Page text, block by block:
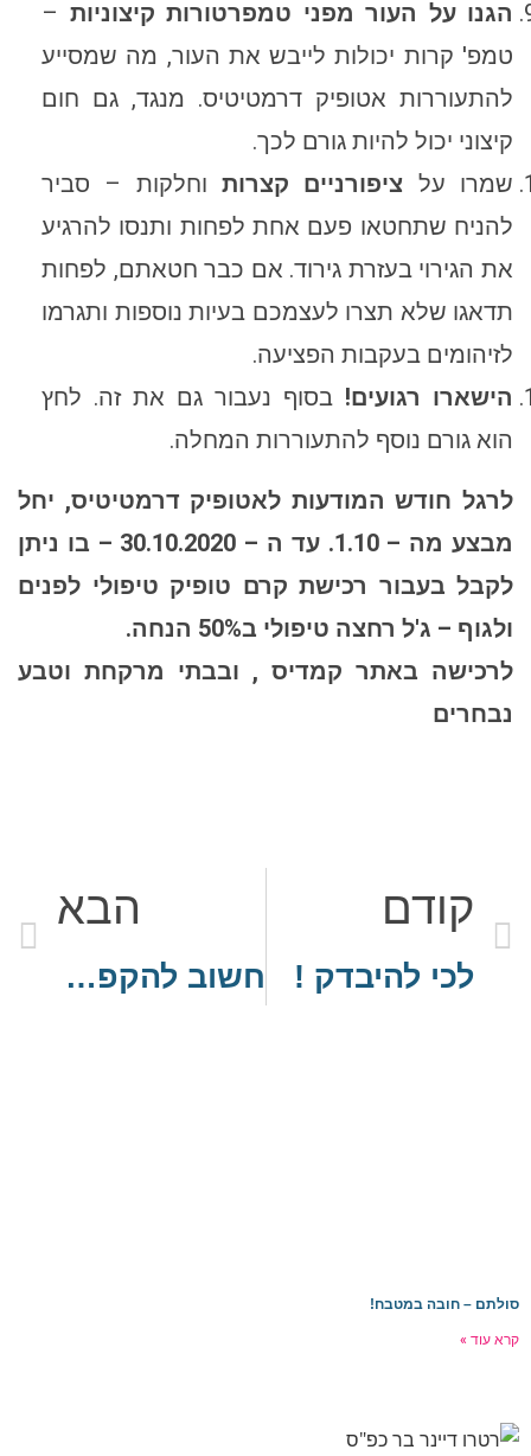
הגנו על העור מפני טמפרטורות קיצוניות –
טמפ' קרות יכולות לייבש את העור, מה שמסייע
להתעוררות אטופיק דרמטיטיס. מנגד, גם חום
קיצוני יכול להיות גורם לכך.
שמרו על ציפורניים קצרות וחלקות – סביר
להניח שתחטאו פעם אחת לפחות ותנסו להרגיע
את הגירוי בעזרת גירוד. אם כבר חטאתם, לפחות
תדאגו שלא תצרו לעצמכם בעיות נוספות ותגרמו
לזיהומים בעקבות הפציעה.
הישארו רגועים! בסוף נעבור גם את זה. לחץ
הוא גורם נוסף להתעוררות המחלה.
לרגל חודש המודעות לאטופיק דרמטיטיס, יחל
מבצע מה – 1.10. עד ה – 30.10.2020 – בו ניתן
לקבל בעבור רכישת קרם טופיק טיפולי לפנים
ולגוף – ג'ל רחצה טיפולי ב50% הנחה.
לרכישה באתר קמדיס , ובבתי מרקחת וטבע
נבחרים
קודם
לכי להיבדק !
הבא
חשוב להקפיד לרחוץ ידיים
סולתם – חובה במטבח!
קרא עוד »